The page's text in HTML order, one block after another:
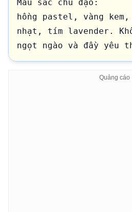
Màu sắc chủ đạo:
hồng pastel, vàng
nhạt, tím lavender.
ngọt ngào và đầy yêu